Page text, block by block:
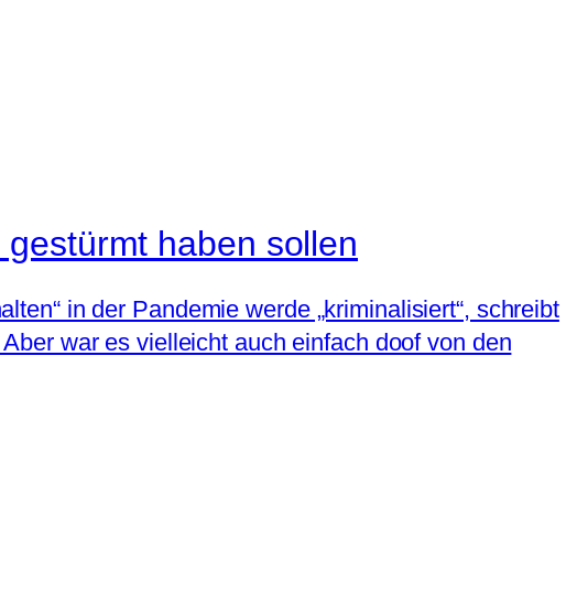
haben sollen
in der Pandemie werde „kriminalisiert“, schreibt
war es vielleicht auch einfach doof von den